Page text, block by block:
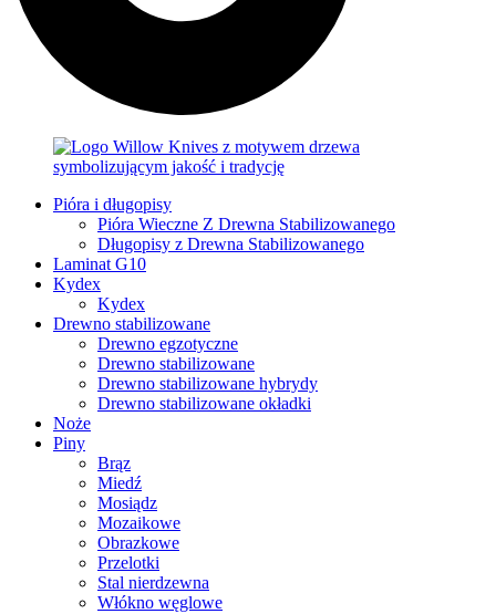
Pióra i długopisy
Pióra Wieczne Z Drewna Stabilizowanego
Długopisy z Drewna Stabilizowanego
Laminat G10
Kydex
Kydex
Drewno stabilizowane
Drewno egzotyczne
Drewno stabilizowane
Drewno stabilizowane hybrydy
Drewno stabilizowane okładki
Noże
Piny
Brąz
Miedź
Mosiądz
Mozaikowe
Obrazkowe
Przelotki
Stal nierdzewna
Włókno węglowe